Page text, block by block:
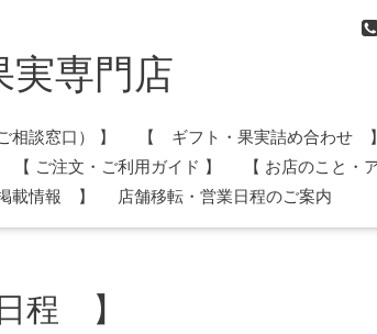
実専門店
相談窓口） 】
【 ギフト・果実詰め合わせ 】
【 ご注文・ご利用ガイド 】
【 お店のこと・
載情報 】 店舗移転・営業日程のご案内
程 】